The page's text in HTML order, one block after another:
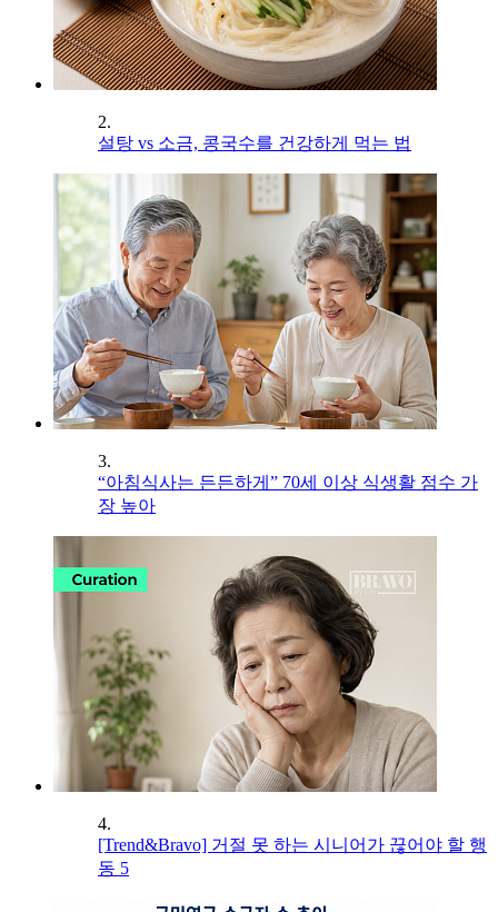
2.
설탕 vs 소금, 콩국수를 건강하게 먹는 법
3.
“아침식사는 든든하게” 70세 이상 식생활 점수 가
장 높아
4.
[Trend&Bravo] 거절 못 하는 시니어가 끊어야 할 행
동 5